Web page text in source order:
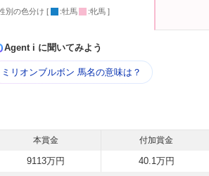
別の色分け [ :牡馬 :牝馬 ]
Agent i に聞いてみよう
ミリオンブルボン 馬名の意味は？
本賞金 付加賞金
9113万円 40.1万円